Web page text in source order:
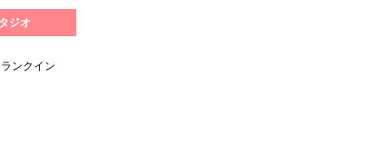
ジオ
ンクイン